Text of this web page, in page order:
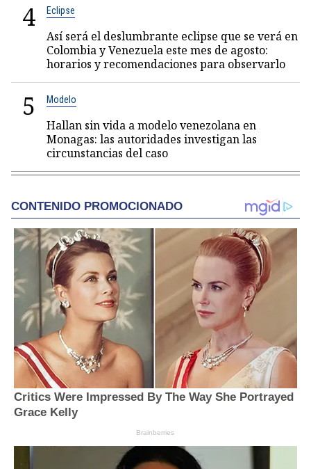
4 Eclipse
Así será el deslumbrante eclipse que se verá en
Colombia y Venezuela este mes de agosto:
horarios y recomendaciones para observarlo
5 Modelo
Hallan sin vida a modelo venezolana en
Monagas: las autoridades investigan las
circunstancias del caso